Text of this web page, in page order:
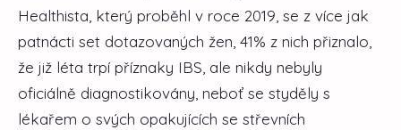
Healthista, který proběhl v roce 2019, se z více jak
patnácti set dotazovaných žen, 41% z nich přiznalo,
že již léta trpí příznaky IBS, ale nikdy nebyly
oficiálně diagnostikovány, neboť se styděly s
lékařem o svých opakujících se střevních